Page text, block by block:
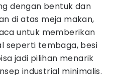
dengan bentuk dan
di atas meja makan,
untuk memberikan
seperti tembaga, besi
jadi pilihan menarik
industrial minimalis.